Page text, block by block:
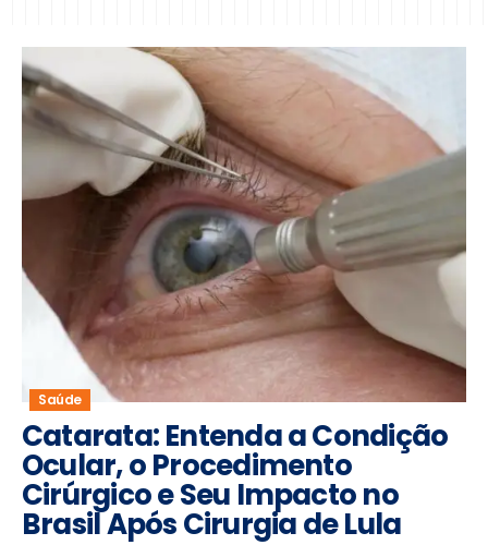
Saúde
Catarata: Entenda a Condição
Ocular, o Procedimento
Cirúrgico e Seu Impacto no
Brasil Após Cirurgia de Lula